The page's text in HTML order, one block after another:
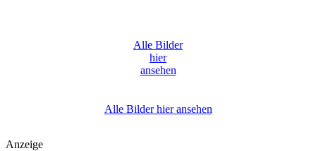
Alle Bilder
hier
ansehen
Alle Bilder hier ansehen
Anzeige